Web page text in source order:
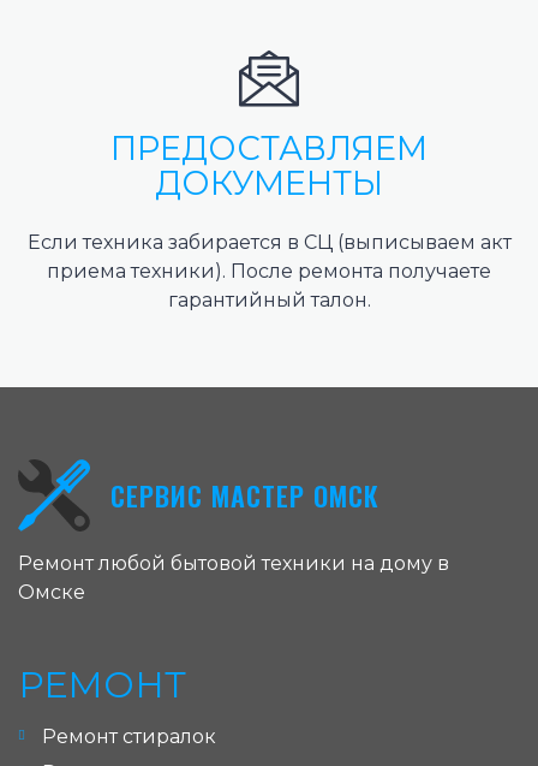
ПРЕДОСТАВЛЯЕМ
ДОКУМЕНТЫ
Если техника забирается в СЦ (выписываем акт
приема техники). После ремонта получаете
гарантийный талон.
СЕРВИС МАСТЕР ОМСК
Ремонт любой бытовой техники на дому в
Омске
РЕМОНТ
Ремонт стиралок